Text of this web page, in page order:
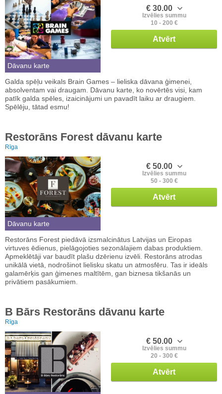
Dāvanu karte
€ 30.00
Izvēlies summu
10 - 200 €
Atvērt
Galda spēļu veikals Brain Games – lieliska dāvana ģimenei,
absolventam vai draugam. Dāvanu karte, ko novērtēs visi, kam
patīk galda spēles, izaicinājumi un pavadīt laiku ar draugiem.
Spēlēju, tātad esmu!
Restorāns Forest dāvanu karte
Rīga
Dāvanu karte
€ 50.00
Izvēlies summu
50 - 300 €
Atvērt
Restorāns Forest piedāvā izsmalcinātus Latvijas un Eiropas
virtuves ēdienus, pielāgojoties sezonālajiem dabas produktiem.
Apmeklētāji var baudīt plašu dzērienu izvēli. Restorāns atrodas
unikālā vietā, nodrošinot lielisku skatu un atmosfēru. Tas ir ideāls
galamērķis gan ģimenes maltītēm, gan biznesa tikšanās un
privātiem pasākumiem.
B Bārs Restorāns dāvanu karte
Rīga
€ 50.00
Izvēlies summu
20 - 300 €
Atvērt